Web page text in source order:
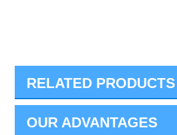
RELATED PRODUCTS
OUR ADVANTAGES